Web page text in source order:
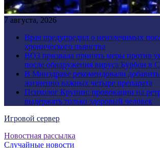
7 августа, 2026
Врач предупредил о неизлечимых
хронического пьянства
ВОЗ призвала принять меры против
после обнаружения вируса Бурбон в
В Минздраве рекомендовали
жизненно важных четыре препарата
Психолог Крупин: провокации на
выдержать только здоровый человек
Игровой сервер
Новостная рассылка
Случайные новости